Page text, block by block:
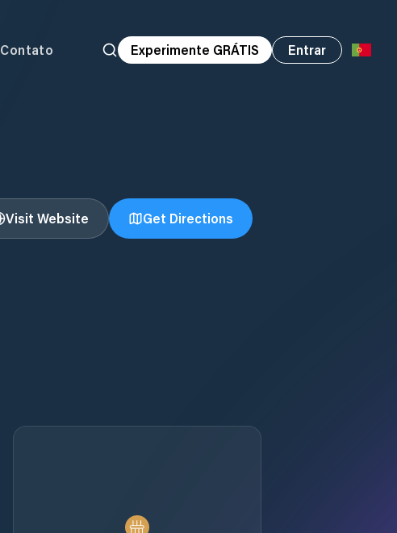
Contato Experimente GRÁTIS Entrar
Visit Website Get Directions